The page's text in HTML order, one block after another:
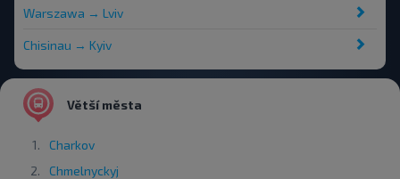
Warszawa → Lviv
Chisinau → Kyiv
Větší města
Charkov
Chmelnyckyj